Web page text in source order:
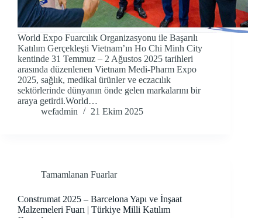
World Expo Fuarcılık Organizasyonu ile Başarılı
Katılım Gerçekleşti Vietnam’ın Ho Chi Minh City
kentinde 31 Temmuz – 2 Ağustos 2025 tarihleri
arasında düzenlenen Vietnam Medi-Pharm Expo
2025, sağlık, medikal ürünler ve eczacılık
sektörlerinde dünyanın önde gelen markalarını bir
araya getirdi.World…
wefadmin
21 Ekim 2025
Tamamlanan Fuarlar
Construmat 2025 – Barcelona Yapı ve İnşaat
Malzemeleri Fuarı | Türkiye Milli Katılım